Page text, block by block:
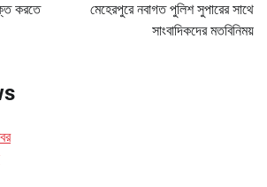
করতে
মেহেরপুরে নবাগত পুলিশ সুপারের সাথে
সাংবাদিকদের মতবিনিময়